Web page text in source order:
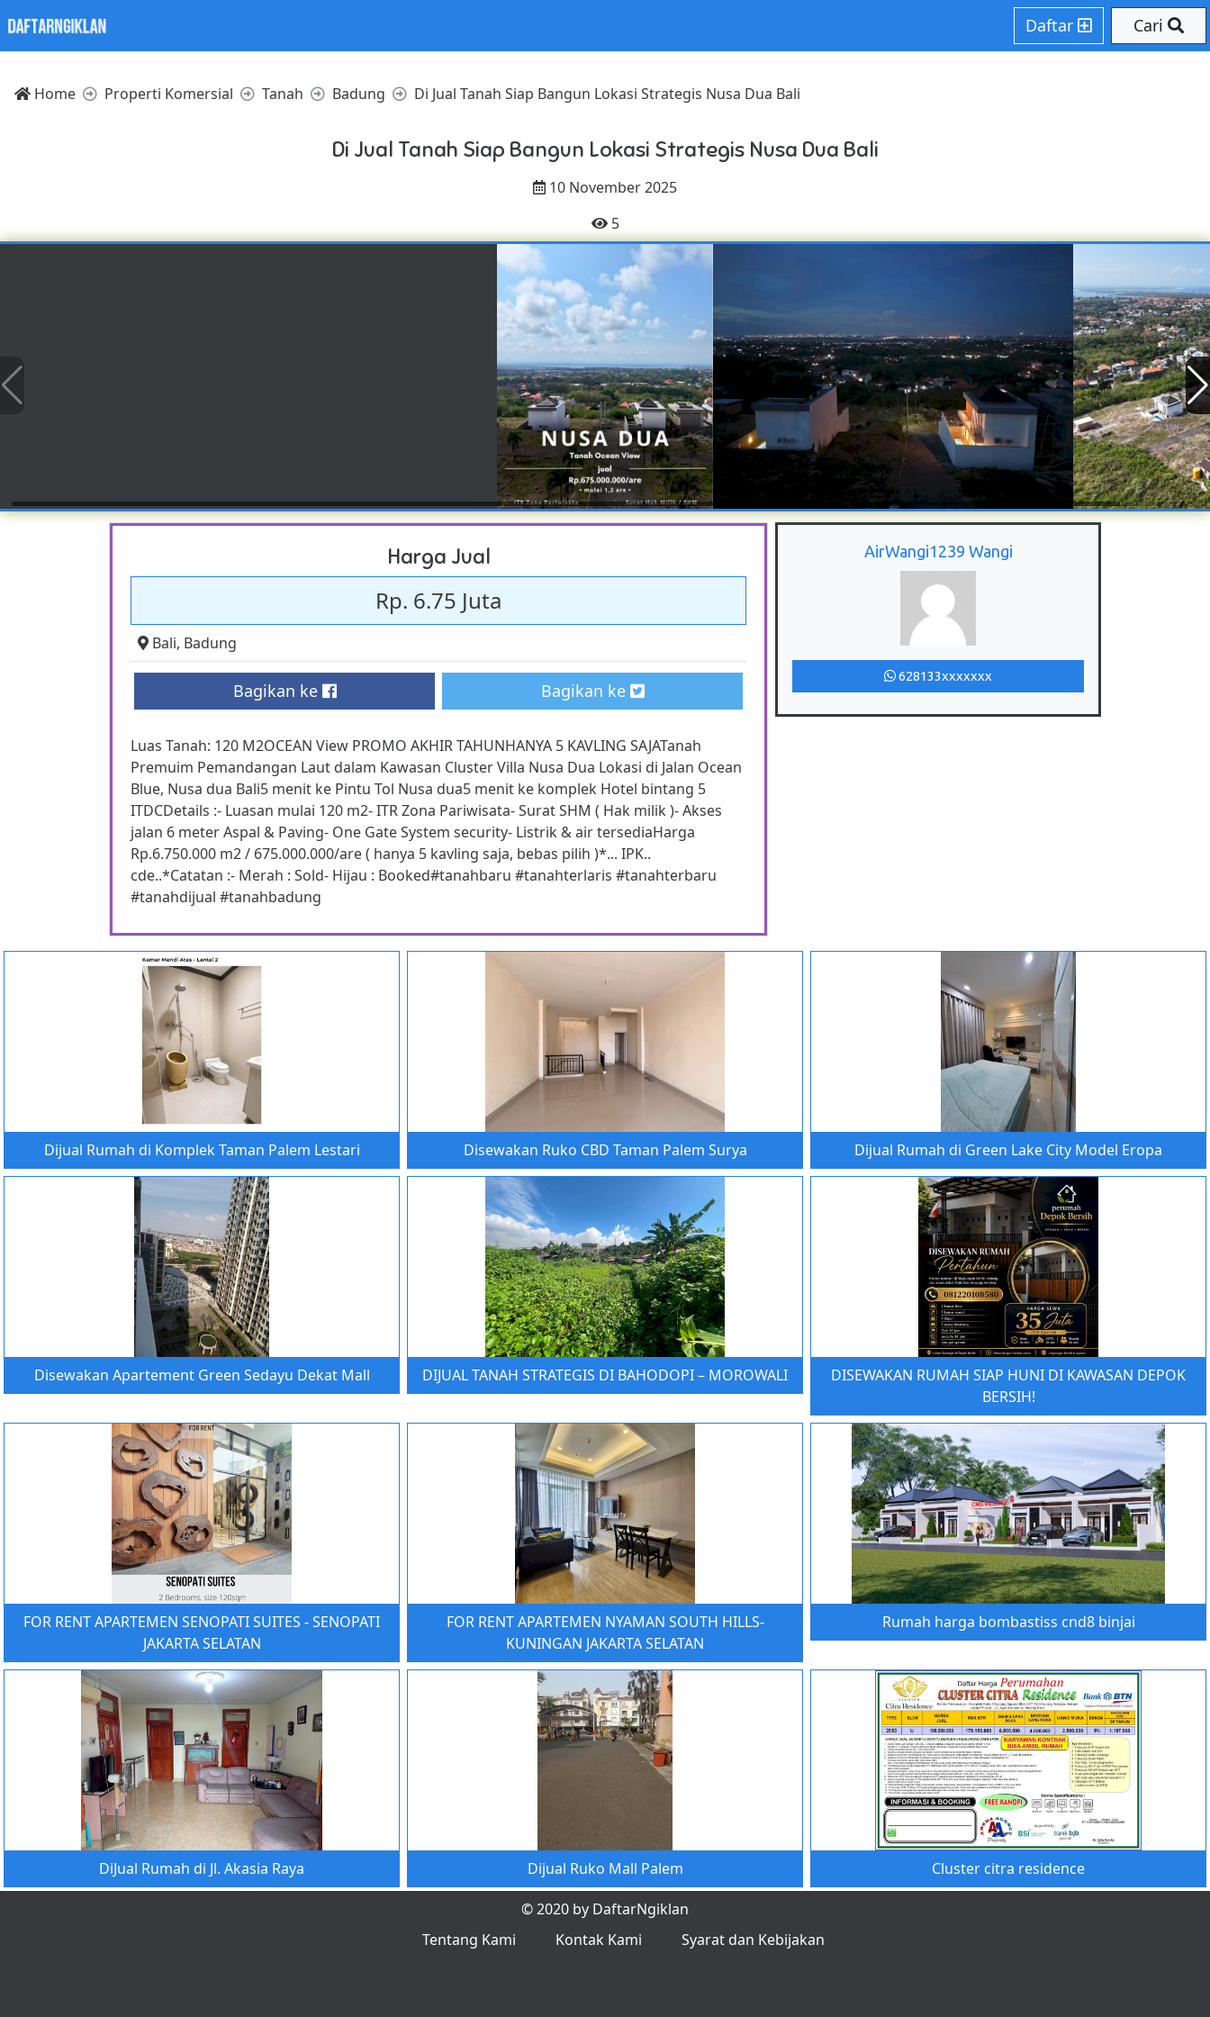
Daftar Cari
Home Properti Komersial Tanah Badung Di Jual Tanah Siap Bangun Lokasi Strategis Nusa Dua Bali
Di Jual Tanah Siap Bangun Lokasi Strategis Nusa Dua Bali
10 November 2025
5
Harga Jual
Rp. 6.75 Juta
Bali, Badung
Bagikan ke Bagikan ke
Luas Tanah: 120 M2OCEAN View PROMO AKHIR TAHUNHANYA 5 KAVLING SAJATanah
Premuim Pemandangan Laut dalam Kawasan Cluster Villa Nusa Dua Lokasi di Jalan Ocean
Blue, Nusa dua Bali5 menit ke Pintu Tol Nusa dua5 menit ke komplek Hotel bintang 5
ITDCDetails :- Luasan mulai 120 m2- ITR Zona Pariwisata- Surat SHM ( Hak milik )- Akses
jalan 6 meter Aspal & Paving- One Gate System security- Listrik & air tersediaHarga
Rp.6.750.000 m2 / 675.000.000/are ( hanya 5 kavling saja, bebas pilih )*... IPK..
cde..*Catatan :- Merah : Sold- Hijau : Booked#tanahbaru #tanahterlaris #tanahterbaru
#tanahdijual #tanahbadung
AirWangi1239 Wangi
628133xxxxxxx
Dijual Rumah di Komplek Taman Palem Lestari Disewakan Ruko CBD Taman Palem Surya Dijual Rumah di Green Lake City Model Eropa
Disewakan Apartement Green Sedayu Dekat Mall DIJUAL TANAH STRATEGIS DI BAHODOPI – MOROWALI
DISEWAKAN RUMAH SIAP HUNI DI KAWASAN DEPOK
BERSIH!
FOR RENT APARTEMEN SENOPATI SUITES - SENOPATI
JAKARTA SELATAN
FOR RENT APARTEMEN NYAMAN SOUTH HILLS-
KUNINGAN JAKARTA SELATAN
Rumah harga bombastiss cnd8 binjai
DiJual Rumah di Jl. Akasia Raya Dijual Ruko Mall Palem Cluster citra residence
© 2020 by DaftarNgiklan
Tentang Kami
Kontak Kami Syarat dan Kebijakan